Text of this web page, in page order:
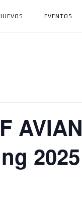
EVENTOS
AVIAN
2025